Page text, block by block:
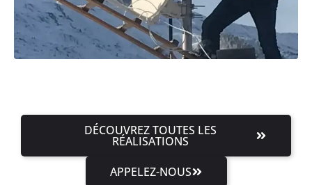
DÉCOUVREZ TOUTES LES
RÉALISATIONS
APPELEZ-NOUS